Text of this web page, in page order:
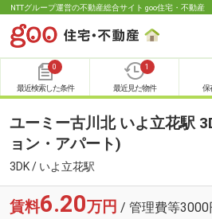
NTTグループ運営の不動産総合サイト goo住宅・不動産
0
最近検索した条件
1
最近見た物件 保
ユーミー古川北 いよ立花駅
ョン・アパート)
3DK / いよ立花駅
賃料6.20万円 / 管理費等3000